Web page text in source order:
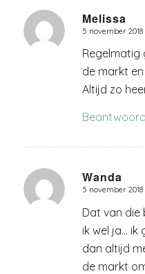
Melissa
zegt:
5 november 2018
Regelmatig
de markt
Altijd zo
Wanda
zegt:
5 november 2018
Dat van die
ik wel ja… ik
dan altijd
de markt